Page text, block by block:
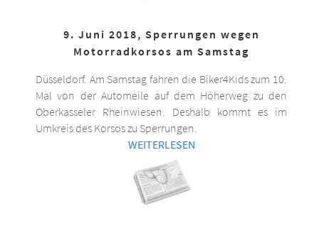
9. Juni 2018, Sperrungen wegen
Motorradkorsos am Samstag
Düsseldorf. Am Samstag fahren die Biker4Kids zum 10.
Mal von der Automeile auf dem Höherweg zu den
Oberkasseler Rheinwiesen. Deshalb kommt es im
Umkreis des Korsos zu Sperrungen.
WEITERLESEN